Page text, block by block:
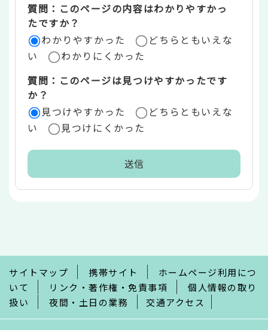
リ
ア
質問：このページの内容はわかりやすかっ
たですか？
わかりやすかった
どちらともいえな
い
わかりにくかった
質問：このページは見つけやすかったです
か？
見つけやすかった
どちらともいえな
い
見つけにくかった
で
サイトマップ 携帯サイト
ホームページ利用につ
いて
リンク・著作権・免責事項
個人情報の取り
扱い
夜間・土日の業務 交通アクセス